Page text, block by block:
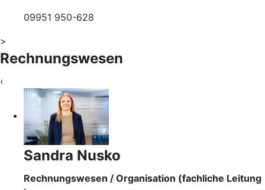
09951 950-628
>
Rechnungswesen
‹
Sandra Nusko
Rechnungswesen / Organisation (fachliche Leitung